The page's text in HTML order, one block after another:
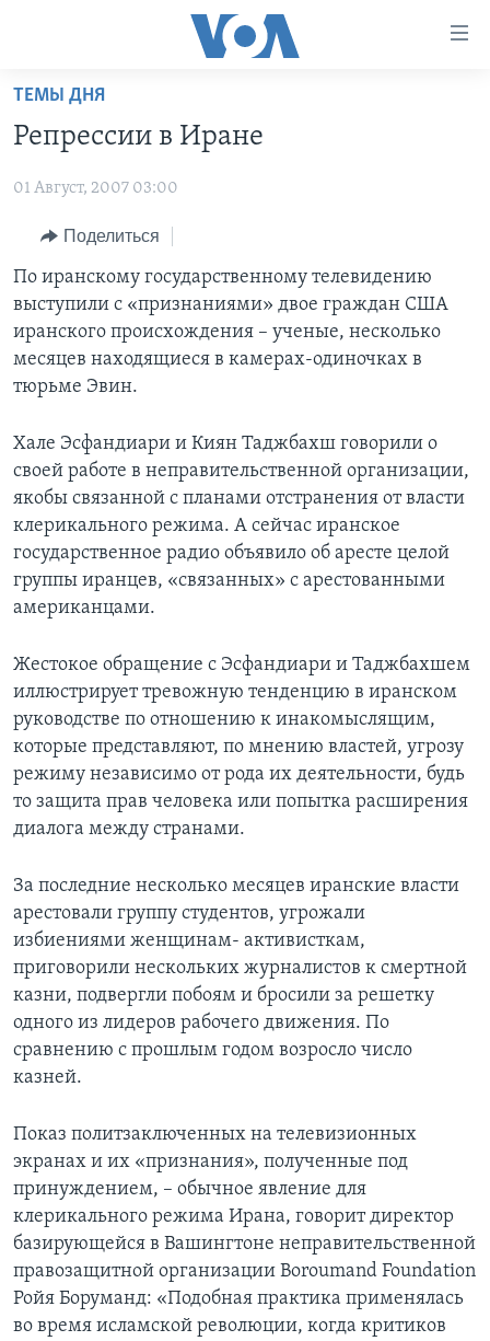
Перейти
основной
Перейти
навигации
Перейти
поиск
ПРОГРАММЫ
АМЕРИКА
НОВОСТИ ЗА МИНУТУ
ИТОГИ
ПОЧЕМУ ЭТО ВАЖНО?
ДИСКУССИЯ VOA
ДЕТАЛИ
НЬЮ-ЙОРК NEW YORK
АМЕРИКА. БОЛЬШОЕ ПУТЕШЕСТВИЕ
ПРОЕКТЫ
УЧИМ АНГЛИЙСКИЙ
НАША АМЕРИКАНСКАЯ ИСТОРИЯ
А КАК В АМЕРИКЕ?
АРТЕФАКТЫ
АМЕРИКАНСКИЕ ГОРОДКИ
ТЕСТЫ
ЭКСПЕРТИЗА
ИНТЕРВЬЮ
ФАКТЫ ПРОТИВ ФЕЙКОВ
ЗА СВОБОДУ ПРЕССЫ
УЧИМ АНГЛИЙСКИЙ
ВИДЕО
ПОДПИСКА НА НОВОСТИ
Learning English
СОЦИАЛЬНЫЕ СЕТИ
Языки
ТЕМЫ ДНЯ
Репрессии в Иране
01 Август, 2007 03:00
Поделиться
По иранскому государственному телевидению
выступили с «признаниями» двое граждан США
иранского происхождения – ученые, несколько
месяцев находящиеся в камерах-одиночках в
тюрьме Эвин.
Хале Эсфандиари и Киян Таджбахш говорили о
своей работе в неправительственной организации,
якобы связанной с планами отстранения от власти
клерикального режима. А сейчас иранское
государственное радио объявило об аресте целой
группы иранцев, «связанных» с арестованными
американцами.
Жестокое обращение с Эсфандиари и Таджбахшем
иллюстрирует тревожную тенденцию в иранском
руководстве по отношению к инакомыслящим,
которые представляют, по мнению властей, угрозу
режиму независимо от рода их деятельности, будь
то защита прав человека или попытка расширения
диалога между странами.
За последние несколько месяцев иранские власти
арестовали группу студентов, угрожали
избиениями женщинам- активисткам,
приговорили нескольких журналистов к смертной
казни, подвергли побоям и бросили за решетку
одного из лидеров рабочего движения. По
сравнению с прошлым годом возросло число
казней.
Показ политзаключенных на телевизионных
экранах и их «признания», полученные под
принуждением, – обычное явление для
клерикального режима Ирана, говорит директор
базирующейся в Вашингтоне неправительственной
правозащитной организации Boroumand Foundation
Ройя Боруманд: «Подобная практика применялась
во время исламской революции, когда критиков